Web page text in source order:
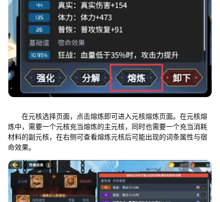
在元核选择页面，点击熔炼即可进入元核熔炼页面。在元核熔
炼中，需要一个元核充当熔炼的主元核，同时也需要一个充当消耗
材料的副元核，在右侧可查看熔炼元核后可能出现的词条属性与宿
命效果。